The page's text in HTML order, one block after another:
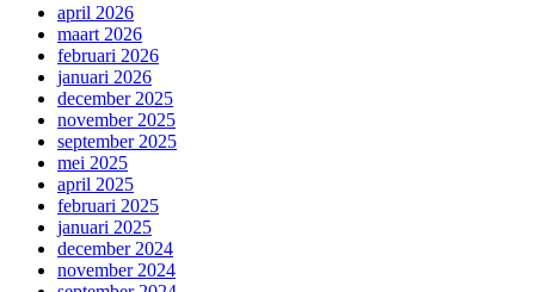
april 2026
maart 2026
februari 2026
januari 2026
december 2025
november 2025
september 2025
mei 2025
april 2025
februari 2025
januari 2025
december 2024
november 2024